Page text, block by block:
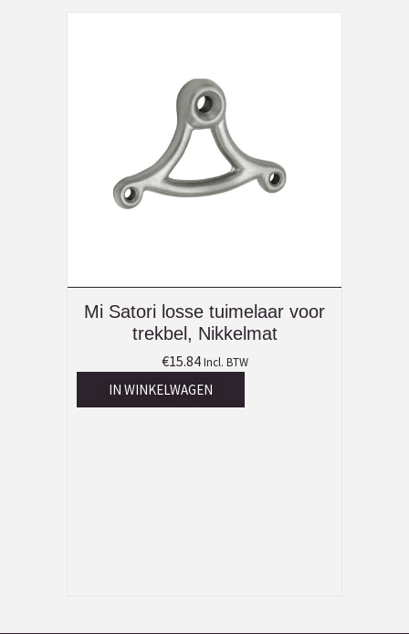
Mi Satori losse tuimelaar voor
trekbel, Nikkelmat
€15.84 Incl. BTW
IN WINKELWAGEN